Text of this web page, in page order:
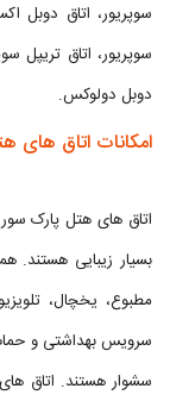
سوپریور، اتاق دوبل
سوپریور، اتاق تریپل
دوبل دولوکس.
امکانات اتاق های
اتاق‌ های هتل پارک
بسیار زیبایی هستند.
مطبوع، یخچال،
سرویس بهداشتی و
سشوار هستند. اتاق